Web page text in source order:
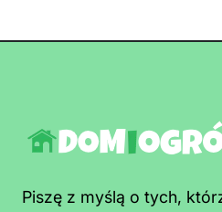
Piszę z myślą o tych,